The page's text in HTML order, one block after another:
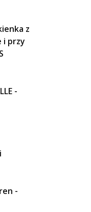
z
i przy
-
-